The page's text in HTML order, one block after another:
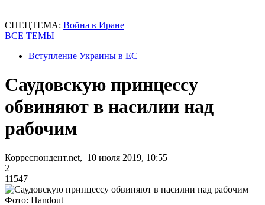
СПЕЦТЕМА: Война в Иране
ВСЕ ТЕМЫ
Вступление Украины в ЕС
Саудовскую принцессу
обвиняют в насилии над
рабочим
Корреспондент.net, 10 июля 2019, 10:55
2
11547
Фото: Handout